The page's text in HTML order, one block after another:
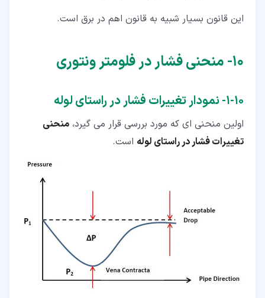
این قانون بسیار شبیه به قانون اهم در برق است.
۱۰‏- منحنی فشار در فلومتر ونتوری
۱۰‏-‏۱‏- نمودار تغییرات فشار در راستای لوله
اولین منحنی ای که مورد بررسی قرار می گیرد، منحنی
تغییرات فشار در راستای لوله است.